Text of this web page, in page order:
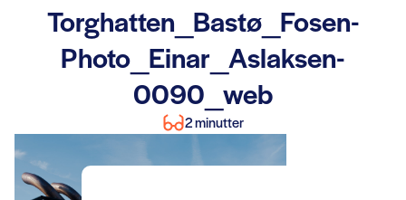
Torghatten_Bastø_Fosen-
Photo_Einar_Aslaksen-
0090_web
2 minutter